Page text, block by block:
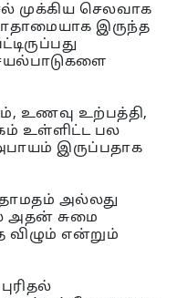
முக்கிய செலவாக
இருந்த
உணவு உற்பத்தி,
உள்ளிட்ட பல
இருப்பதாக
அல்லது
அதன் சுமை
விழும் என்றும்